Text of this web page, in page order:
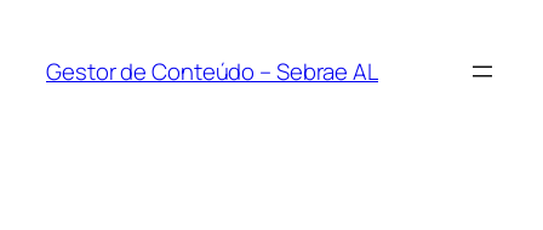
Gestor de Conteúdo – Sebrae AL